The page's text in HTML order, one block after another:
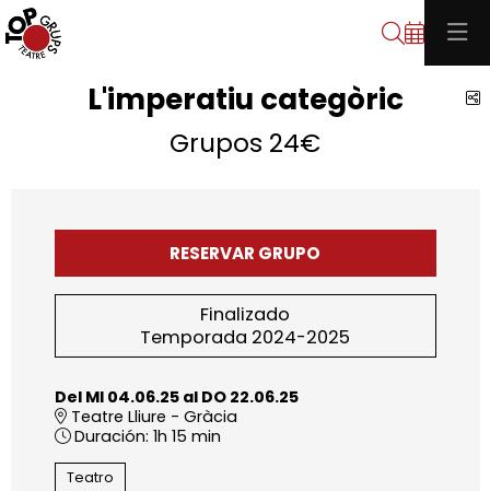
Buscar
L'imperatiu categòric
Grupos 24€
RESERVAR GRUPO
Finalizado
Temporada 2024-2025
Del MI 04.06.25al DO 22.06.25
Teatre Lliure - Gràcia
Duración: 1h 15 min
Teatro